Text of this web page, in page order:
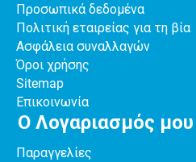
Προσωπικά δεδομένα
Πολιτική εταιρείας για τη βία
Ασφάλεια συναλλαγών
Όροι χρήσης
Sitemap
Επικοινωνία
Ο Λογαριασμός μου
Παραγγελίες